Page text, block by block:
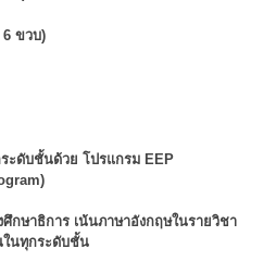
ขวบ)
ะดับชั้นด้วย โปรแกรม EEP
กษาธิการ เน้นภาษาอังกฤษในรายวิชา
ในทุกระดับชั้น